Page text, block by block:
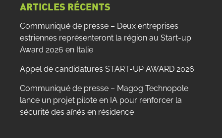
ARTICLES RÉCENTS
Communiqué de presse – Deux entreprises
estriennes représenteront la région au Start-up
Award 2026 en Italie
Appel de candidatures START-UP AWARD 2026
Communiqué de presse – Magog Technopole
lance un projet pilote en IA pour renforcer la
sécurité des aînés en résidence